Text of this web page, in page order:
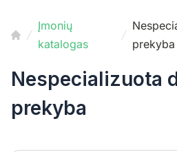
Įmonių
katalogas
prekyba
Nespecializuota
prekyba